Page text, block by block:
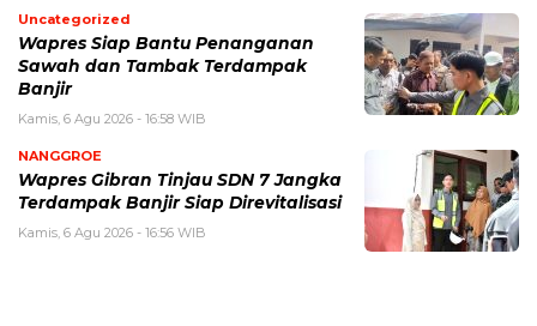
Uncategorized
Wapres Siap Bantu Penanganan
Sawah dan Tambak Terdampak
Banjir
Kamis, 6 Agu 2026 - 16:58 WIB
NANGGROE
Wapres Gibran Tinjau SDN 7 Jangka
Terdampak Banjir Siap Direvitalisasi
Kamis, 6 Agu 2026 - 16:56 WIB